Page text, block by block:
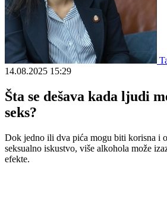
14.08.2025 15:29
Šta se dešava kada ljudi
seks?
Dok jedno ili dva pića mogu biti korisna i
seksualno iskustvo, više alkohola može
efekte.